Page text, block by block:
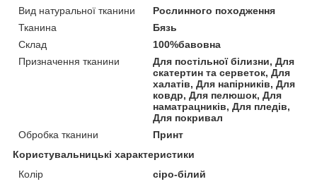
Вид натуральної тканини
Рослинного походження
Тканина
Бязь
Склад
100%бавовна
Призначення тканини
Для постільної білизни, Для
скатертин та серветок, Для
халатів, Для напірників, Для
ковдр, Для пелюшок, Для
наматрацників, Для пледів,
Для покривал
Обробка тканини
Принт
Користувальницькі характеристики
Колір
сіро-білий